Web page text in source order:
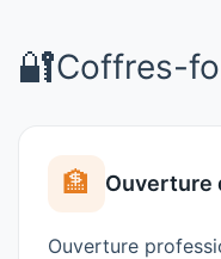
🔐Coffres-
🏦
Ouverture